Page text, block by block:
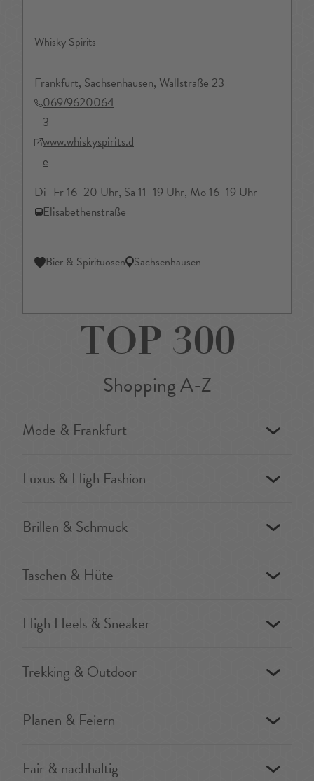
Whisky Spirits
Frankfurt, Sachsenhausen, Wallstraße 23
069/9620064
3
www.whiskyspirits.d
e
Di–Fr 16–20 Uhr, Sa 11–19 Uhr, Mo 16–19 Uhr
Elisabethenstraße
Bier & Spirituosen Sachsenhausen
TOP 300
Shopping A-Z
Mode & Frankfurt
Luxus & High Fashion
Brillen & Schmuck
Taschen & Hüte
High Heels & Sneaker
Trekking & Outdoor
Planen & Feiern
Fair & nachhaltig